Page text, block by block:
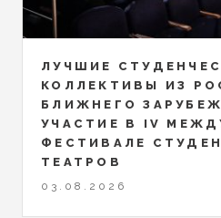
ЛУЧШИЕ
КОЛЛЕКТИВЫ ИЗ
БЛИЖНЕГО
УЧАСТИЕ В IV
ФЕСТИВАЛЕ
ТЕАТРОВ
03.08.2026